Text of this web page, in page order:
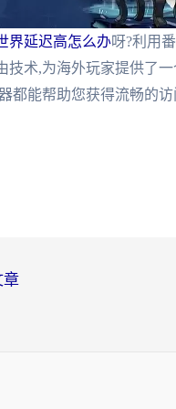
界延迟高怎么办呀?利用
技术,为海外玩家提供了
都能帮助您获得流畅的
章